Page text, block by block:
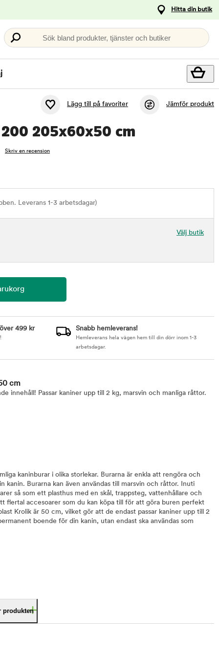
Hitta din butik
Sök bland produkter, tjänster och butiker
Lägg till på favoriter Jämför produkt
205x60x50 cm
Skriv en recension
Leverans 1-3 arbetsdagar)
Välj butik
499 kr Snabb hemleverans!
Hemleverans hela vägen hem till din dörr inom 1-3
arbetsdagar.
cm
innehåll! Passar kaniner upp till 2 kg, marsvin och manliga råttor.
kaninburar i olika storlekar. Burarna är enkla att rengöra och
kanin. Burarna kan även användas till marsvin och råttor. Inuti
så som ett plasthus med en skål, trappsteg, vattenhållare och
flertal accesoarer som du kan köpa till för att göra buren perfekt
Krolik är 50 cm, vilket gör att de endast passar kaniner upp till 2
boende för din kanin, utan endast ska användas som
produkten